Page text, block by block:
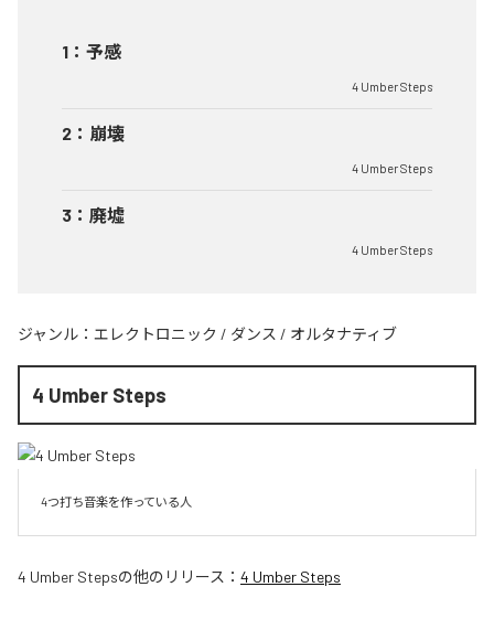
1 ： 予感
4 Umber Steps
2 ： 崩壊
4 Umber Steps
3 ： 廃墟
4 Umber Steps
ジャンル： エレクトロニック / ダンス / オルタナティブ
4 Umber Steps
4つ打ち音楽を作っている人
4 Umber Stepsの他のリリース： 4 Umber Steps